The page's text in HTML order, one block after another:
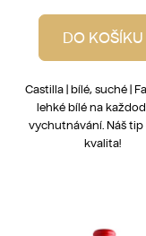
DO KOŠÍKU
Castilla | bílé, suché |
lehké bílé na
vychutnávání. Náš tip
kvalita!